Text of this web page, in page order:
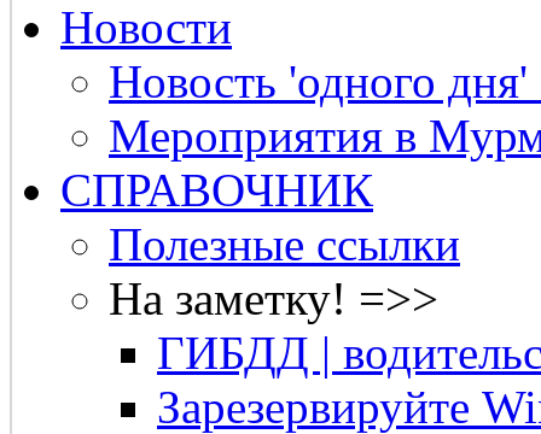
Новости
Новость 'одного
Мероприятия в
СПРАВОЧНИК
Полезные ссылки
На заметку! =>>
ГИБДД |
Зарезервируйте